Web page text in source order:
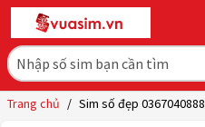
Trang chủ / Sim số đẹp 0367040888